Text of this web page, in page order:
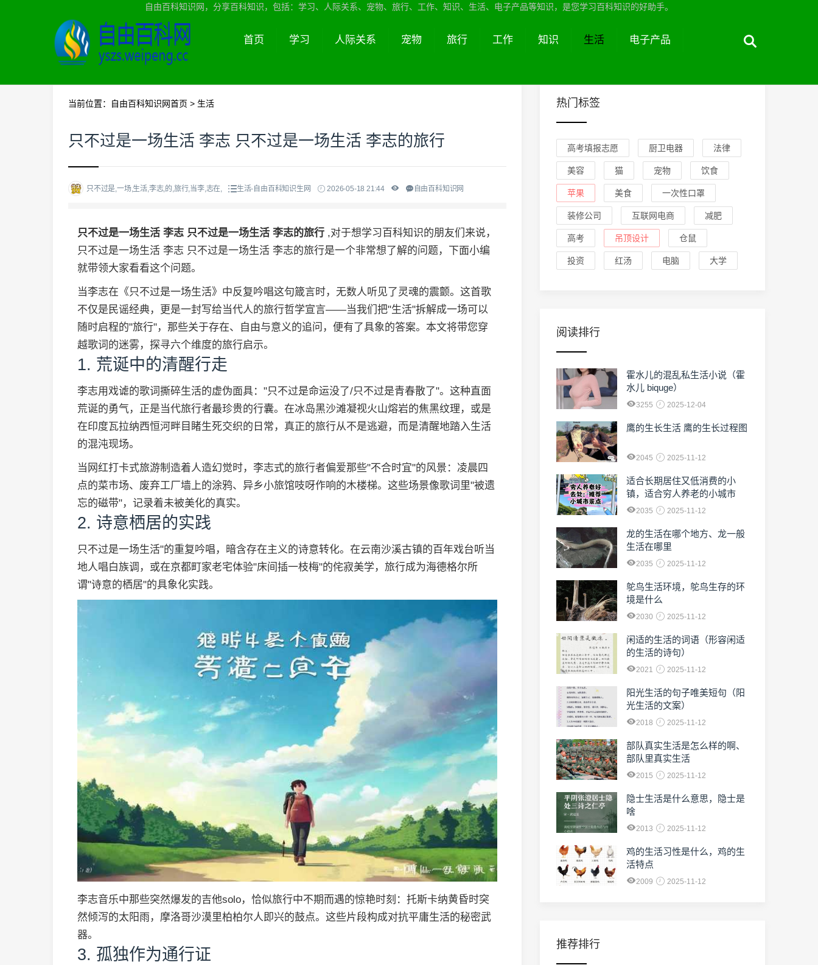
自由百科知识网，分享百科知识，包括：学习、人际关系、宠物、旅行、工作、知识、生活、电子产品等知识，是您学习百科知识的好助手。
首页 学习 人际关系 宠物 旅行 工作 知识 生活 电子产品
当前位置： 自由百科知识网首页 > 生活
只不过是一场生活 李志 只不过是一场生活 李志的旅行
只不过是,一场,生活,李志,的,旅行,当李,志在, 生活-自由百科知识生网 2026-05-18 21:44 自由百科知识网
只不过是一场生活 李志 只不过是一场生活 李志的旅行 ,对于想学习百科知识的朋友们来说，
只不过是一场生活 李志 只不过是一场生活 李志的旅行是一个非常想了解的问题，下面小编
就带领大家看看这个问题。
当李志在《只不过是一场生活》中反复吟唱这句箴言时，无数人听见了灵魂的震颤。这首歌
不仅是民谣经典，更是一封写给当代人的旅行哲学宣言——当我们把"生活"拆解成一场可以
随时启程的"旅行"，那些关于存在、自由与意义的追问，便有了具象的答案。本文将带您穿
越歌词的迷雾，探寻六个维度的旅行启示。
1. 荒诞中的清醒行走
李志用戏谑的歌词撕碎生活的虚伪面具："只不过是命运没了/只不过是青春散了"。这种直面
荒诞的勇气，正是当代旅行者最珍贵的行囊。在冰岛黑沙滩凝视火山熔岩的焦黑纹理，或是
在印度瓦拉纳西恒河畔目睹生死交织的日常，真正的旅行从不是逃避，而是清醒地踏入生活
的混沌现场。
当网红打卡式旅游制造着人造幻觉时，李志式的旅行者偏爱那些"不合时宜"的风景：凌晨四
点的菜市场、废弃工厂墙上的涂鸦、异乡小旅馆吱呀作响的木楼梯。这些场景像歌词里"被遗
忘的磁带"，记录着未被美化的真实。
2. 诗意栖居的实践
只不过是一场生活"的重复吟唱，暗含存在主义的诗意转化。在云南沙溪古镇的百年戏台听当
地人唱白族调，或在京都町家老宅体验"床间插一枝梅"的侘寂美学，旅行成为海德格尔所
谓"诗意的栖居"的具象化实践。
李志音乐中那些突然爆发的吉他solo，恰似旅行中不期而遇的惊艳时刻：托斯卡纳黄昏时突
然倾泻的太阳雨，摩洛哥沙漠里柏柏尔人即兴的鼓点。这些片段构成对抗平庸生活的秘密武
器。
3. 孤独作为通行证
热门标签
高考填报志愿 厨卫电器 法律
美容 猫 宠物 饮食
苹果 美食 一次性口罩
装修公司 互联网电商 减肥
高考 吊顶设计 仓鼠
投资 红汤 电脑 大学
阅读排行
霍水儿的混乱私生活小说（霍
水儿 biquge）
3255 2025-12-04
鹰的生长生活 鹰的生长过程图
2045 2025-11-12
适合长期居住又低消费的小
镇，适合穷人养老的小城市
2035 2025-11-12
龙的生活在哪个地方、龙一般
生活在哪里
2035 2025-11-12
鸵鸟生活环境，鸵鸟生存的环
境是什么
2030 2025-11-12
闲适的生活的词语（形容闲适
的生活的诗句）
2021 2025-11-12
阳光生活的句子唯美短句（阳
光生活的文案）
2018 2025-11-12
部队真实生活是怎么样的啊、
部队里真实生活
2015 2025-11-12
隐士生活是什么意思，隐士是
啥
2013 2025-11-12
鸡的生活习性是什么，鸡的生
活特点
2009 2025-11-12
推荐排行